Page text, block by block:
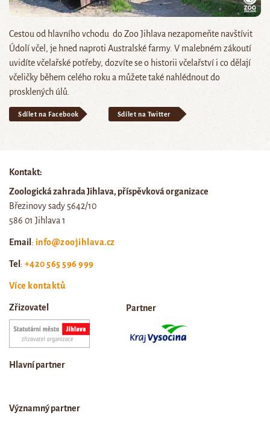
Cestou od hlavního vchodu do Zoo Jihlava nezapomeňte navštívit
Údolí včel, je hned naproti Australské farmy. V malebném zákoutí
uvidíte včelařské potřeby, dozvíte se o historii včelařství i co dělají
včeličky během celého roku a můžete také nahlédnout do
prosklených úlů.
Sdílet na Facebook Sdílet na Twitter
Kontakt:
Zoologická zahrada Jihlava, příspěvková organizace
Březinovy sady 5642/10
586 01 Jihlava 1
Email : info@zoojihlava.cz
Tel : +420 565 596 999
Více kontaktů
Zřizovatel Partner
Hlavní partner
Významný partner